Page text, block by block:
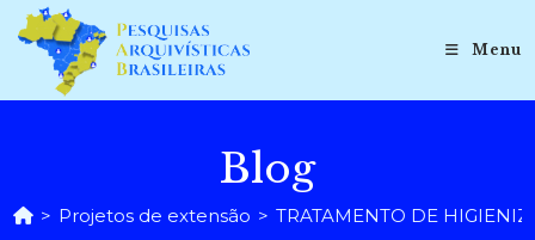
para
conteúdo
Menu
Blog
> Projetos de extensão > TRATAMENTO DE